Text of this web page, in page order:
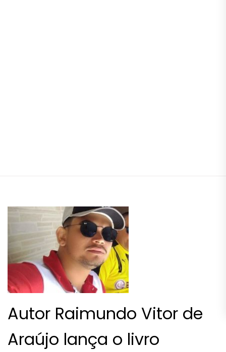
Autor Raimundo Vitor de
Araújo lança o livro